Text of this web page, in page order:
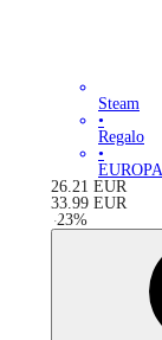
Steam
•
Regalo
•
EUROPA
26.21 EUR
33.99 EUR
-23%